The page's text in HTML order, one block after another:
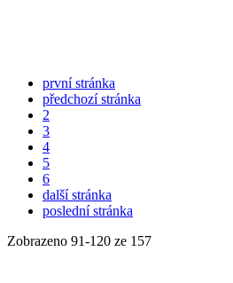
první stránka
předchozí stránka
2
3
4
5
6
další stránka
poslední stránka
Zobrazeno 91-120 ze 157